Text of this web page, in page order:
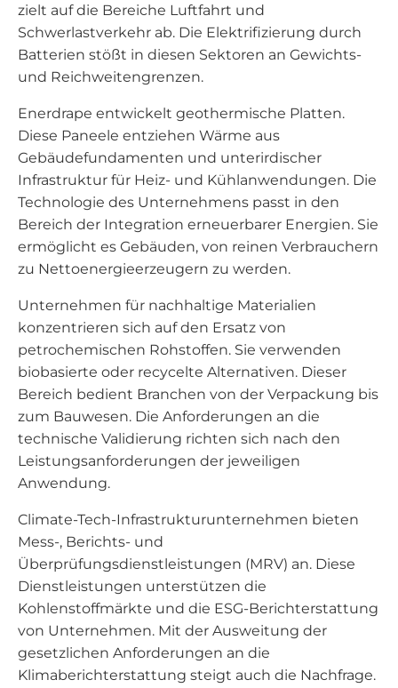
zielt auf die Bereiche Luftfahrt und
Schwerlastverkehr ab. Die Elektrifizierung durch
Batterien stößt in diesen Sektoren an Gewichts-
und Reichweitengrenzen.
Enerdrape entwickelt geothermische Platten.
Diese Paneele entziehen Wärme aus
Gebäudefundamenten und unterirdischer
Infrastruktur für Heiz- und Kühlanwendungen. Die
Technologie des Unternehmens passt in den
Bereich der Integration erneuerbarer Energien. Sie
ermöglicht es Gebäuden, von reinen Verbrauchern
zu Nettoenergieerzeugern zu werden.
Unternehmen für nachhaltige Materialien
konzentrieren sich auf den Ersatz von
petrochemischen Rohstoffen. Sie verwenden
biobasierte oder recycelte Alternativen. Dieser
Bereich bedient Branchen von der Verpackung bis
zum Bauwesen. Die Anforderungen an die
technische Validierung richten sich nach den
Leistungsanforderungen der jeweiligen
Anwendung.
Climate-Tech-Infrastrukturunternehmen bieten
Mess-, Berichts- und
Überprüfungsdienstleistungen (MRV) an. Diese
Dienstleistungen unterstützen die
Kohlenstoffmärkte und die ESG-Berichterstattung
von Unternehmen. Mit der Ausweitung der
gesetzlichen Anforderungen an die
Klimaberichterstattung steigt auch die Nachfrage.